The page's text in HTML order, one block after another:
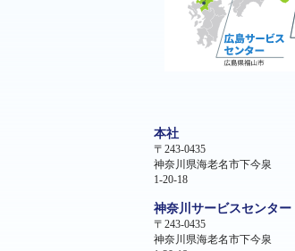
本社
〒243-0435
神奈川県海老名市下今泉
1-20-18
神奈川サービスセンター
〒243-0435
神奈川県海老名市下今泉